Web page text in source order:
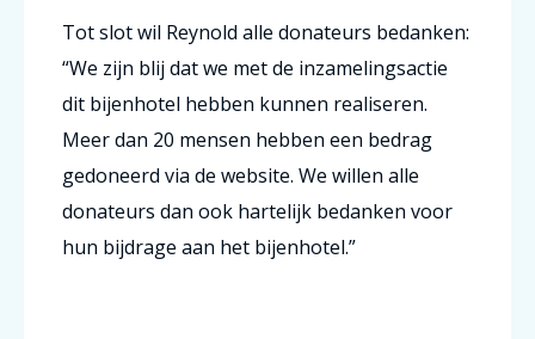
Tot slot wil Reynold alle donateurs bedanken:
“We zijn blij dat we met de inzamelingsactie
dit bijenhotel hebben kunnen realiseren.
Meer dan 20 mensen hebben een bedrag
gedoneerd via de website. We willen alle
donateurs dan ook hartelijk bedanken voor
hun bijdrage aan het bijenhotel.”